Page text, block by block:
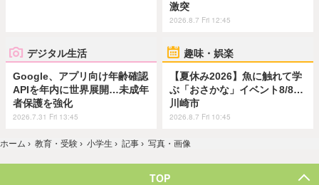
激突
2026.8.7 Fri 12:45
デジタル生活
Google、アプリ向け年齢確認
APIを年内に世界展開…未成年
者保護を強化
2026.7.31 Fri 13:45
趣味・娯楽
【夏休み2026】魚に触れて学
ぶ「おさかな」イベント8/8…
川崎市
2026.8.7 Fri 10:45
ホーム › 教育・受験 › 小学生 › 記事 › 写真・画像
TOP